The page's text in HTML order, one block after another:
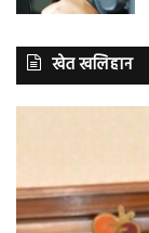
खेत खलिहान